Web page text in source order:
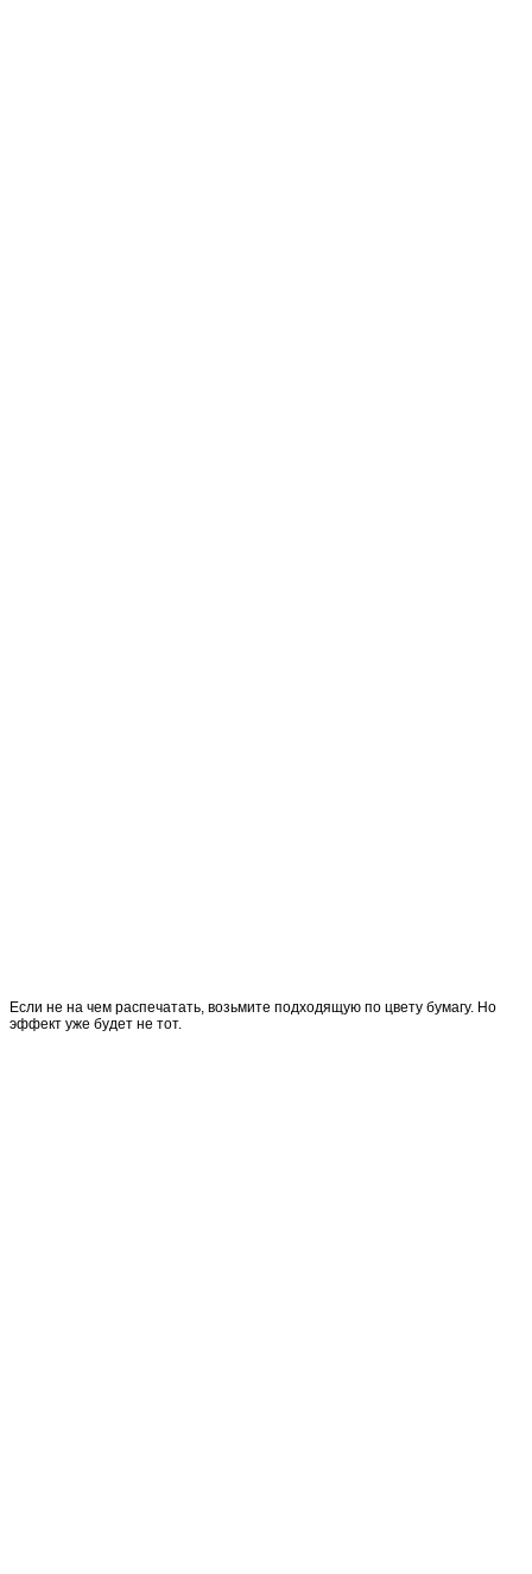
Если не на чем распечатать, возьмите подходящую по цвету бумагу. Но
эффект уже будет не тот.